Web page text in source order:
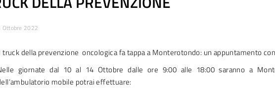
Ottobre 2022
truck della prevenzione oncologica fa tappa a Monterotondo: un appuntamento
giornate dal 10 al 14 Ottobre dalle ore 9:00 alle 18:00 saranno a
mobile potrai effettuare: